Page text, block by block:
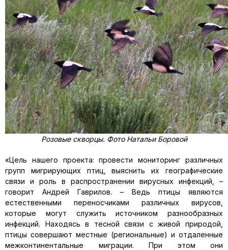
Розовые скворцы. Фото Натальи Боровой
«Цель нашего проекта: провести мониторинг различных
групп мигрирующих птиц, выяснить их географические
связи и роль в распространении вирусных инфекций, –
говорит Андрей Гаврилов. – Ведь птицы являются
естественными переносчиками различных вирусов,
которые могут служить источником разнообразных
инфекций. Находясь в тесной связи с живой природой,
птицы совершают местные (региональные) и отдаленные
межконтинентальные миграции. При этом они